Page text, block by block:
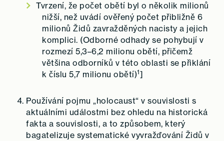
Tvrzení, že počet obětí byl o několik milionů
nižší, než uvádí ověřený počet přibližně 6
milionů Židů zavražděných nacisty a jejich
komplici. (Odborné odhady se pohybují v
rozmezí 5,3–6,2 milionu obětí, přičemž
většina odborníků v této oblasti se přiklání
k číslu 5,7 milionu obětí)1]
Používání pojmu „holocaust“ v souvislosti s
aktuálními událostmi bez ohledu na historická
fakta a souvislosti, a to způsobem, který
bagatelizuje systematické vyvražďování Židů v